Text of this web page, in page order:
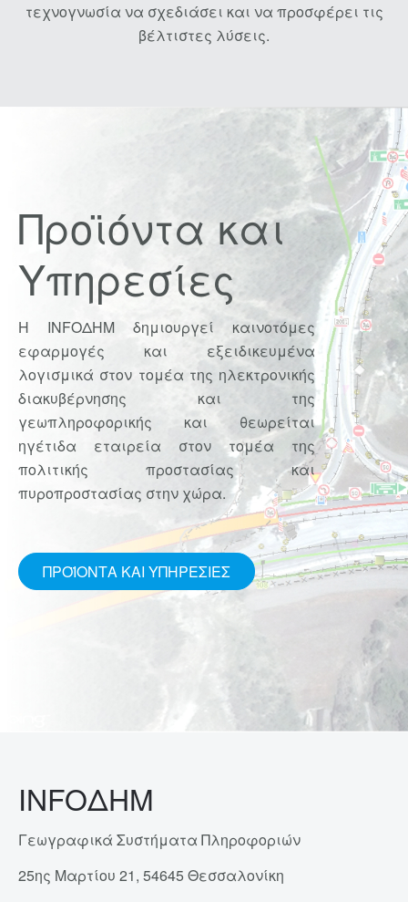
τεχνογνωσία να σχεδιάσει και να προσφέρει τις
βέλτιστες λύσεις.
Προϊόντα και
Υπηρεσίες
Η INFOΔΗΜ δημιουργεί καινοτόμες
εφαρμογές και εξειδικευμένα
λογισμικά στον τομέα της ηλεκτρονικής
διακυβέρνησης και της
γεωπληροφορικής και θεωρείται
ηγέτιδα εταιρεία στον τομέα της
πολιτικής προστασίας και
πυροπροστασίας στην χώρα.
ΠΡΟΪΌΝΤΑ ΚΑΙ ΥΠΗΡΕΣΊΕΣ
INFOΔΗΜ
Γεωγραφικά Συστήματα Πληροφοριών
25ης Μαρτίου 21, 54645 Θεσσαλονίκη